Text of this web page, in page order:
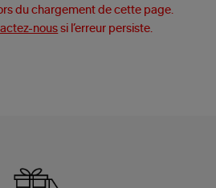
du chargement de cette page.
nous si l’erreur persiste.